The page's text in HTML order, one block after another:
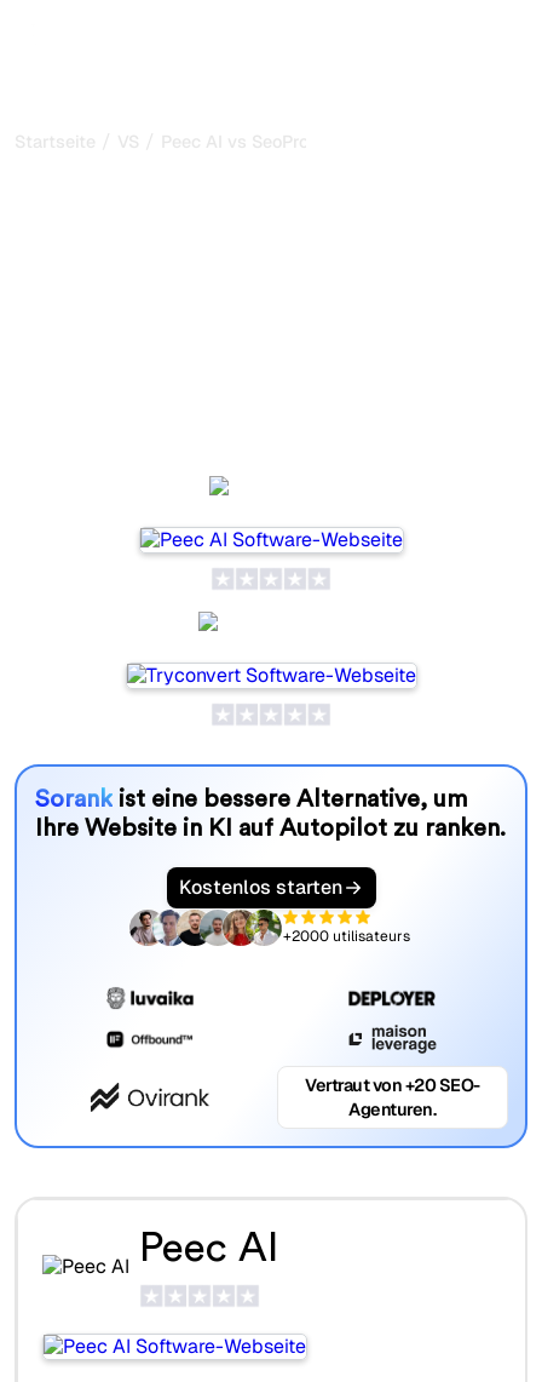
Startseite / VS / Peec AI vs SeoProAI
Sorankist eine bessere Alternative, um
Ihre Website in KI auf Autopilot zu ranken.
Kostenlos starten
+2000 utilisateurs
Vertraut von +20 SEO-
Agenturen.
Peec AI